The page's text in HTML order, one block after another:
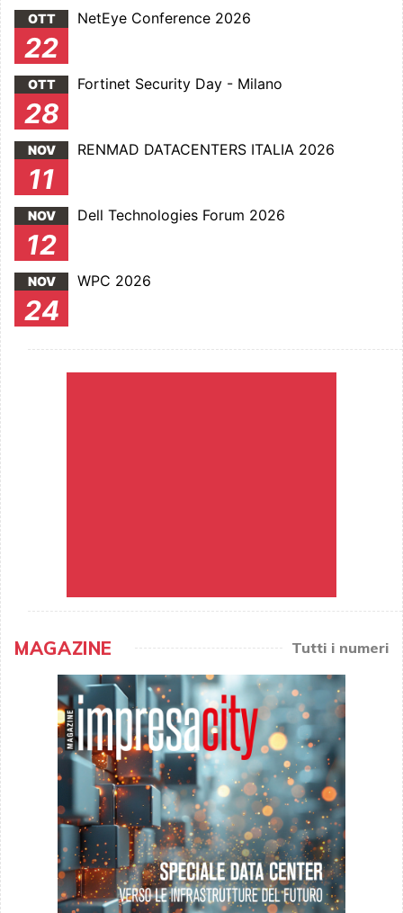
OTT
22
NetEye Conference 2026
OTT
28
Fortinet Security Day - Milano
NOV
11
RENMAD DATACENTERS ITALIA 2026
NOV
12
Dell Technologies Forum 2026
NOV
24
WPC 2026
MAGAZINE Tutti i numeri